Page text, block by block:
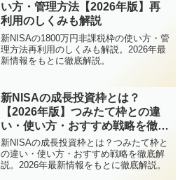
い方・管理方法【2026年版】再
利用のしくみも解説
新NISAの1800万円非課税枠の使い方・管
理方法再利用のしくみも解説。2026年最
新情報をもとに徹底解説。
新NISAの成長投資枠とは？
【2026年版】つみたて枠との違
い・使い方・おすすめ戦略を徹底
解説
新NISAの成長投資枠とは？つみたて枠と
の違い・使い方・おすすめ戦略を徹底解
説。2026年最新情報をもとに徹底解説。